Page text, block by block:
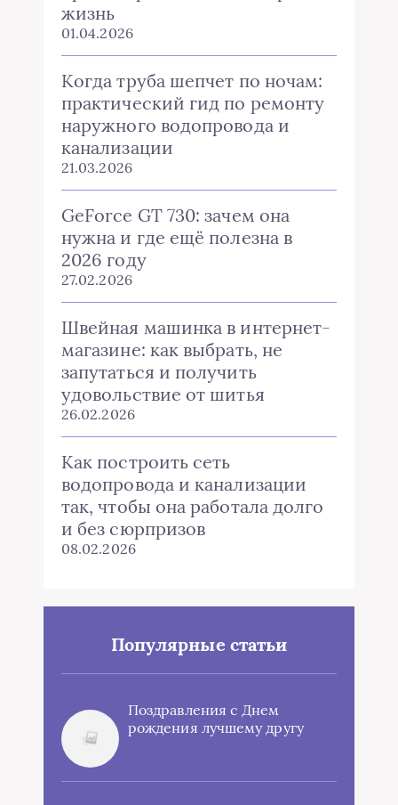
жизнь
01.04.2026
Когда труба шепчет по ночам:
практический гид по ремонту
наружного водопровода и
канализации
21.03.2026
GeForce GT 730: зачем она
нужна и где ещё полезна в
2026 году
27.02.2026
Швейная машинка в интернет-
магазине: как выбрать, не
запутаться и получить
удовольствие от шитья
26.02.2026
Как построить сеть
водопровода и канализации
так, чтобы она работала долго
и без сюрпризов
08.02.2026
Популярные статьи
Поздравления с Днем
рождения лучшему другу